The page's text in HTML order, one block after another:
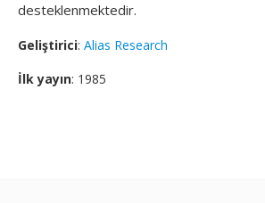
desteklenmektedir.
Geliştirici: Alias Research
İlk yayın: 1985